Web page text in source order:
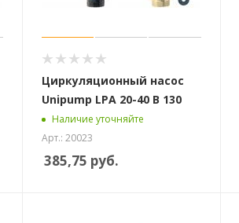
Циркуляционный насос
Unipump LPA 20-40 B 130
Наличие уточняйте
Арт.: 20023
385,75 руб.